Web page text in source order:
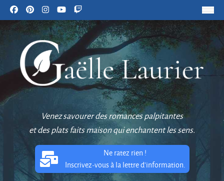
Venez savourer des romances palpitantes
et des plats faits maison qui enchantent les sens.
Ne ratez rien !
Inscrivez-vous à la lettre d'information.